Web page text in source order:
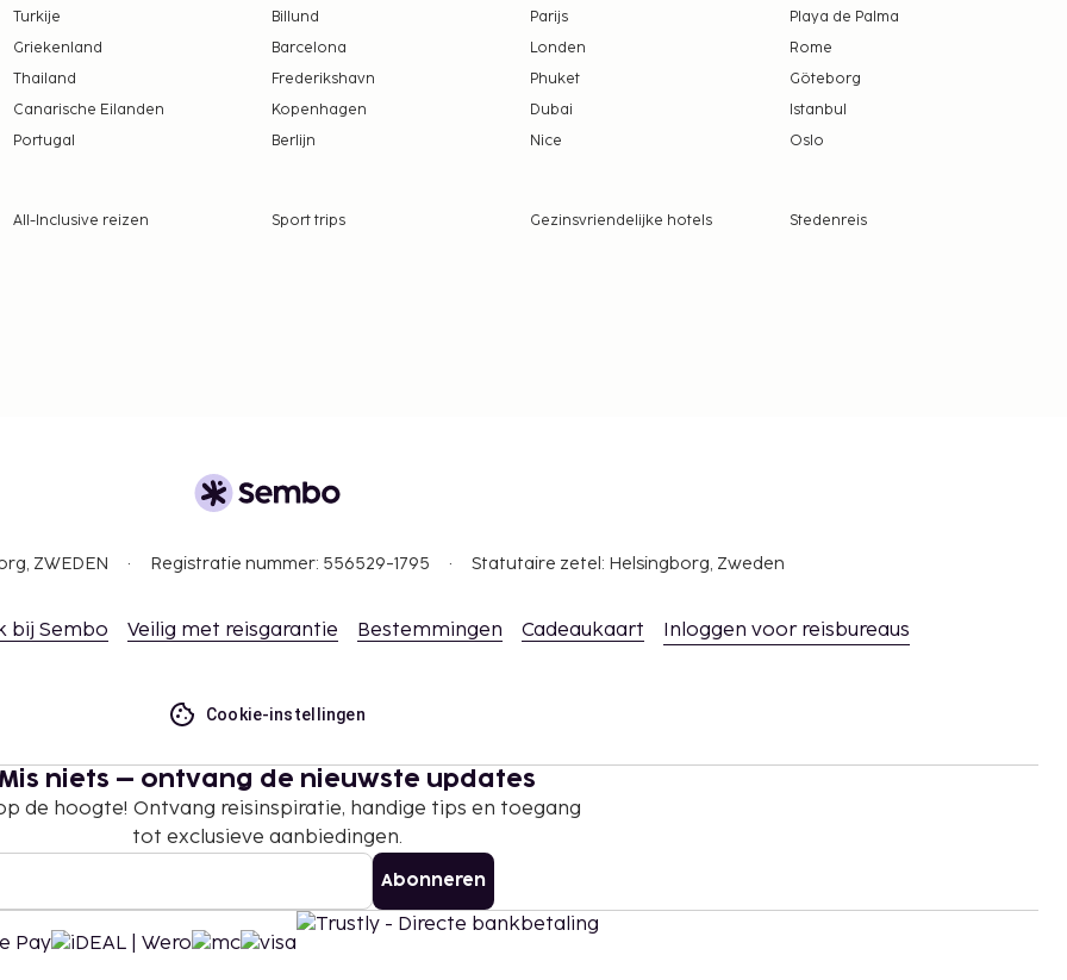
wettelijke voogd niet
te presenteren, dan is
met kinderen naar
consulaat te
Turkije
Griekenland
Thailand
Canarische Eilanden
Portugal
Billund Parijs
Playa de Palma
Barcelona
Londen
Rome
Frederikshavn
Phuket
Göteborg
Kopenhagen
Dubai
Istanbul
Berlijn
Nice Oslo
All-Inclusive reizen Sport trips Gezinsvriendelijke hotels
Stedenreis
ZWEDEN Registratie nummer: 556529-1795 Statutaire zetel: Helsingborg, Zweden
bij Sembo Veilig met reisgarantie Bestemmingen Cadeaukaart Inloggen voor reisbureaus
Cookie-instellingen
Mis niets – ontvang de nieuwste updates
de hoogte! Ontvang reisinspiratie, handige tips en toegang
tot exclusieve aanbiedingen.
Abonneren